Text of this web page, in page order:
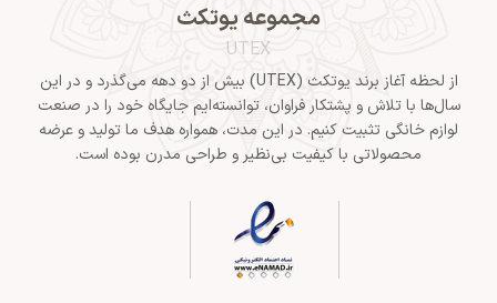
مجموعه یوتکث
UTEX
از لحظه آغاز برند یوتکث (UTEX) بیش از دو دهه می‌گذرد و در این
سال‌ها با تلاش و پشتکار فراوان، توانسته‌ایم جایگاه خود را در صنعت
لوازم خانگی تثبیت کنیم. در این مدت، همواره هدف ما تولید و عرضه
محصولاتی با کیفیت بی‌نظیر و طراحی مدرن بوده است.